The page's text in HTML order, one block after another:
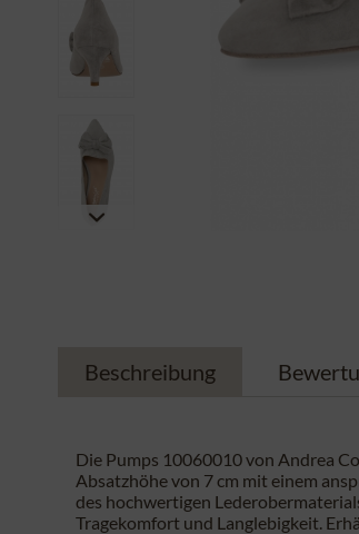
Beschreibung
Die Pumps 10060010 von Andrea
Absatzhöhe von 7 cm mit einem
des hochwertigen
Tragekomfort und Langlebigkeit.